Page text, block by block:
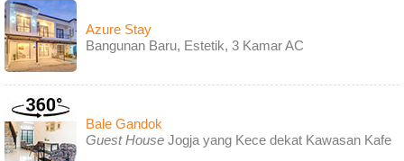
Azure Stay
Bangunan Baru, Estetik, 3 Kamar AC
Bale Gandok
Guest House Jogja yang Kece dekat Kawasan Kafe